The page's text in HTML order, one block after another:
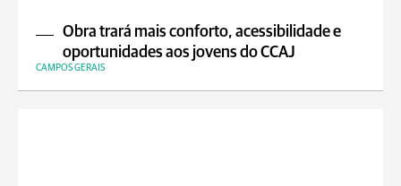
Obra trará mais conforto, acessibilidade e
oportunidades aos jovens do CCAJ
CAMPOS GERAIS